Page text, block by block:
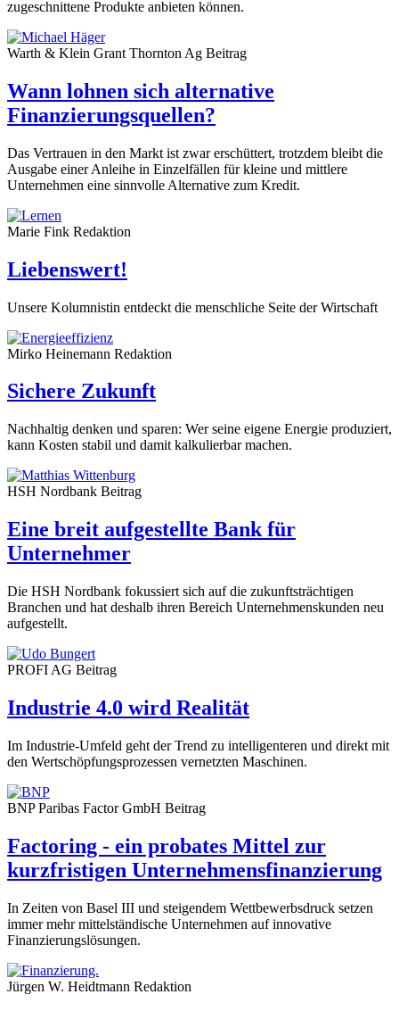
zugeschnittene Produkte anbieten können.
Warth & Klein Grant Thornton Ag Beitrag
Wann lohnen sich alternative
Finanzierungsquellen?
Das Vertrauen in den Markt ist zwar erschüttert, trotzdem bleibt die
Ausgabe einer Anleihe in Einzelfällen für kleine und mittlere
Unternehmen eine sinnvolle Alternative zum Kredit.
Marie Fink Redaktion
Liebenswert!
Unsere Kolumnistin entdeckt die menschliche Seite der Wirtschaft
Mirko Heinemann Redaktion
Sichere Zukunft
Nachhaltig denken und sparen: Wer seine eigene Energie produziert,
kann Kosten stabil und damit kalkulierbar machen.
HSH Nordbank Beitrag
Eine breit aufgestellte Bank für
Unternehmer
Die HSH Nordbank fokussiert sich auf die zukunftsträchtigen
Branchen und hat deshalb ihren Bereich Unternehmenskunden neu
aufgestellt.
PROFI AG Beitrag
Industrie 4.0 wird Realität
Im Industrie-Umfeld geht der Trend zu intelligenteren und direkt mit
den Wertschöpfungsprozessen vernetzten Maschinen.
BNP Paribas Factor GmbH Beitrag
Factoring - ein probates Mittel zur
kurzfristigen Unternehmensfinanzierung
In Zeiten von Basel III und steigendem Wettbewerbsdruck setzen
immer mehr mittelständische Unternehmen auf innovative
Finanzierungslösungen.
Jürgen W. Heidtmann Redaktion